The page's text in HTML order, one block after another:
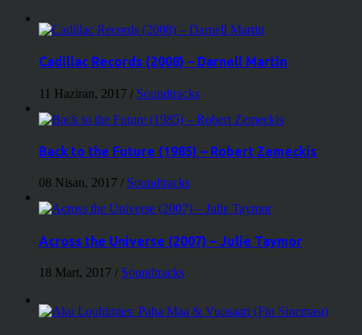
Cadillac Records (2008) – Darnell Martin
11 Haziran, 2017 / Soundtracks
Back to the Future (1985) – Robert Zemeckis
08 Nisan, 2017 / Soundtracks
Across the Universe (2007) – Julie Taymor
18 Mart, 2017 / Soundtracks